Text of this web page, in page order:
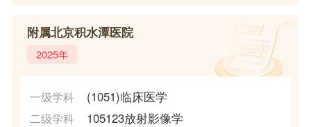
附属北京积水潭医院
2025年
一级学科 (1051)临床医学
二级学科 105123放射影像学